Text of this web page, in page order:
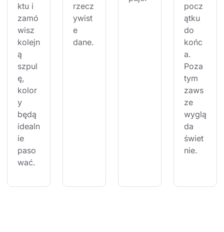
ktu i
zamó
wisz
kolejn
ą
szpul
ę,
kolor
y
będą
idealn
ie
paso
wać.
rzecz
ywist
e
dane.
pocz
ątku
do
końc
a.
Poza
tym
zaws
ze
wyglą
da
świet
nie.